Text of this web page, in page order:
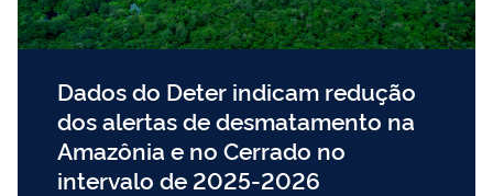
Dados do Deter indicam redução
dos alertas de desmatamento na
Amazônia e no Cerrado no
intervalo de 2025-2026